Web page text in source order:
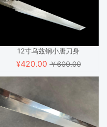
12寸乌兹钢小唐刀身
¥420.00￥600.00